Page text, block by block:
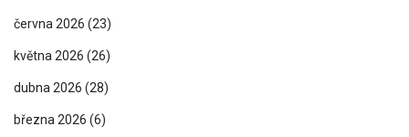
června 2026 (23)
května 2026 (26)
dubna 2026 (28)
března 2026 (6)